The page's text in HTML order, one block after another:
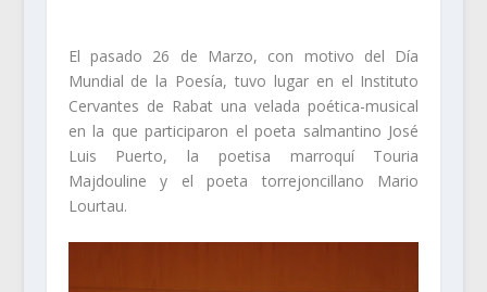
El pasado 26 de Marzo, con motivo del Día
Mundial de la Poesía, tuvo lugar en el Instituto
Cervantes de Rabat una velada poética-musical
en la que participaron el poeta salmantino José
Luis Puerto, la poetisa marroquí Touria
Majdouline y el poeta torrejoncillano Mario
Lourtau.